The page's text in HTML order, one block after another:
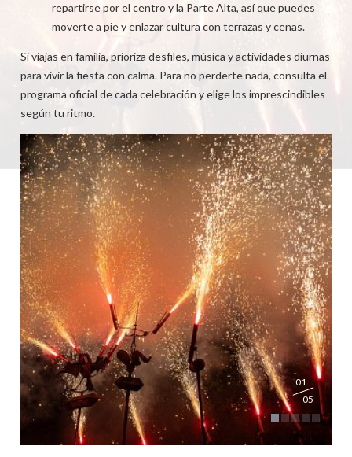
repartirse por el centro y la Parte Alta, así que puedes
moverte a pie y enlazar cultura con terrazas y cenas.
Si viajas en familia, prioriza desfiles, música y actividades diurnas
para vivir la fiesta con calma. Para no perderte nada, consulta el
programa oficial de cada celebración y elige los imprescindibles
según tu ritmo.
01
05